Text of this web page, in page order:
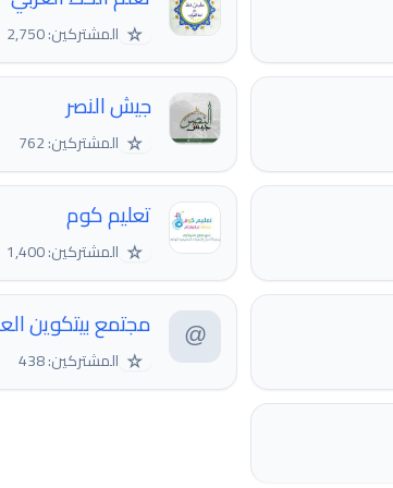
☆ المشتركين: 2,750
جيش النصر
☆ المشتركين: 762
تعليم كوم
☆ المشتركين: 1,400
مجتمع بيتكوين
☆ المشتركين: 438